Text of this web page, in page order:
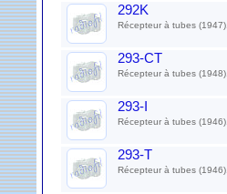
292K
Récepteur à tubes (1947).
293-CT
Récepteur à tubes (1948).
293-I
Récepteur à tubes (1946).
293-T
Récepteur à tubes (1946).